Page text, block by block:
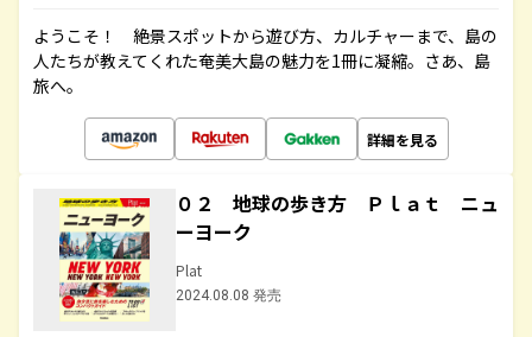
ようこそ！ 絶景スポットから遊び方、カルチャーまで、島の
人たちが教えてくれた奄美大島の魅力を1冊に凝縮。さあ、島
旅へ。
詳細を見る
０２ 地球の歩き方 Ｐｌａｔ ニュ
ーヨーク
Plat
2024.08.08 発売